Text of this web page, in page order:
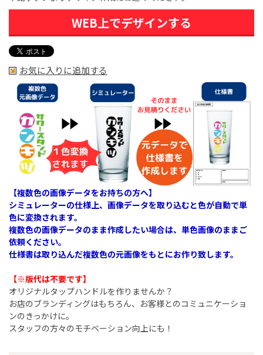
WEB上でデザインする
お気に入りに追加する
【複数色の画像データをお持ちの方へ】
シミュレーターの仕様上、画像データを取り込むと色が自動で単
色に変換されます。
複数色の画像データのまま作成したい場合は、単色画像のままご
依頼ください。
仕様書は取り込んだ複数色の元画像をもとにお作り致します。
【※版代は不要です】
オリジナルタップハンドルを作りませんか？
お店のブランディングはもちろん、お客様とのコミュニケーショ
ンのきっかけに。
スタッフの方々のモチベーション向上にも！